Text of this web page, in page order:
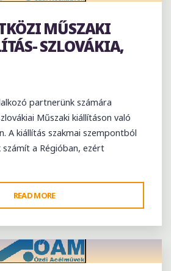
–
ISZTAMBUL"
MŰSZAKI
SZLOVÁKIA,
partnerünk számára
Műszaki kiállításon való
A kiállítás szakmai szempontból
számít a Régióban, ezért
READ MORE
NEMZETKÖZI
MŰSZAKI
SZAKKIÁLLÍTÁS-
SZLOVÁKIA,